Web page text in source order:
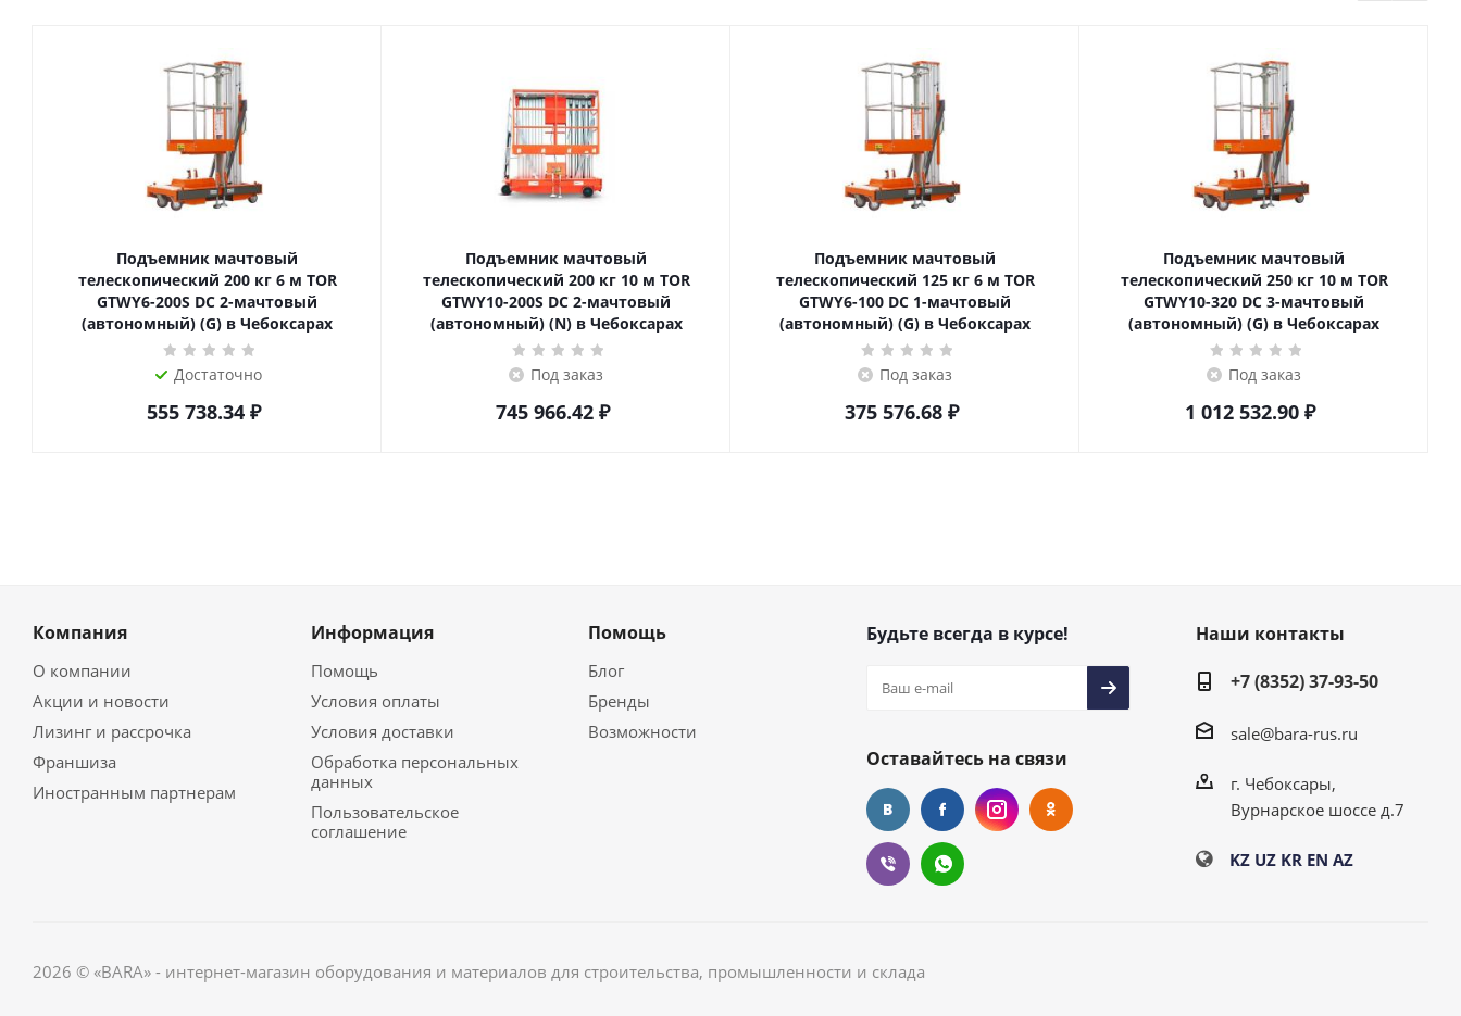
Подъемник мачтовый
телескопический 200 кг 6 м TOR
GTWY6-200S DC 2-мачтовый
(автономный) (G) в Чебоксарах
Достаточно
555 738.34₽
Подъемник мачтовый
телескопический 200 кг 10 м TOR
GTWY10-200S DC 2-мачтовый
(автономный) (N) в Чебоксарах
Под заказ
745 966.42₽
Подъемник мачтовый
телескопический 125 кг 6 м TOR
GTWY6-100 DC 1-мачтовый
(автономный) (G) в Чебоксарах
Под заказ
375 576.68₽
Подъемник мачтовый
телескопический 250 кг 10 м TOR
GTWY10-320 DC 3-мачтовый
(автономный) (G) в Чебоксарах
Под заказ
1 012 532.90 ₽
Компания
О компании
Акции и новости
Лизинг и рассрочка
Франшиза
Иностранным партнерам
Информация
Помощь
Условия оплаты
Условия доставки
Обработка персональных
данных
Пользовательское
соглашение
Помощь
Блог
Бренды
Возможности
Будьте всегда в курсе!
Оставайтесь на связи
Наши контакты
+7 (8352) 37-93-50
sale@bara-rus.ru
г. Чебоксары,
Вурнарское шоссе д.7
KZ UZ KR EN AZ
2026 © «BARA» - интернет-магазин оборудования и материалов для строительства, промышленности и склада